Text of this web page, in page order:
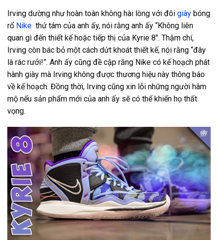
Irving dường như hoàn toàn không hài lòng với đôi giày bóng
rổ Nike thứ tám của anh ấy, nói rằng anh ấy “Không liên
quan gì đến thiết kế hoặc tiếp thị của Kyrie 8″. Thậm chí,
Irving còn bác bỏ một cách dứt khoát thiết kế, nói rằng “đây
là rác rưởi!”. Anh ấy cũng đề cập rằng Nike có kế hoạch phát
hành giày mà Irving không được thương hiệu này thông báo
về kế hoạch. Đồng thời, Irving cũng xin lỗi những người hâm
mộ nếu sản phẩm mới của anh ấy sẽ có thể khiến họ thất
vọng.